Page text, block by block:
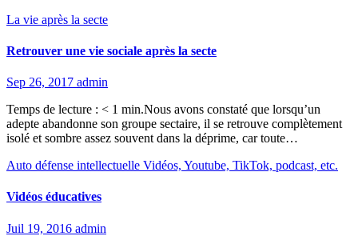
La vie après la secte
Retrouver une vie sociale après la secte
Sep 26, 2017 admin
Temps de lecture : < 1 min.Nous avons constaté que lorsqu’un
adepte abandonne son groupe sectaire, il se retrouve complètement
isolé et sombre assez souvent dans la déprime, car toute…
Auto défense intellectuelle Vidéos, Youtube, TikTok, podcast, etc.
Vidéos éducatives
Juil 19, 2016 admin